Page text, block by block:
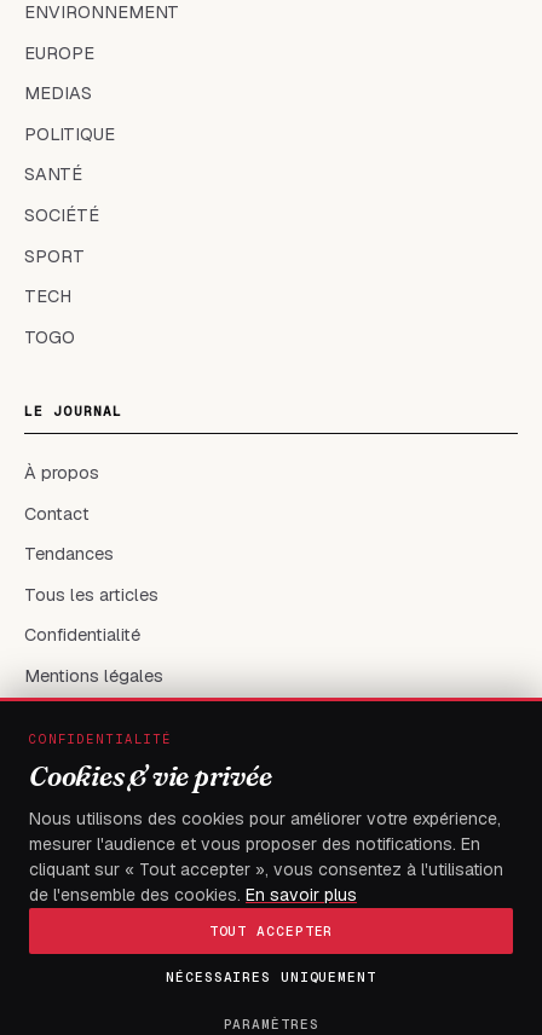
ENVIRONNEMENT
EUROPE
MEDIAS
POLITIQUE
SANTÉ
SOCIÉTÉ
SPORT
TECH
TOGO
LE JOURNAL
À propos
Contact
Tendances
Tous les articles
Confidentialité
Mentions légales
X / Twitter
flambeaudesdemocrates@gmail.com
FLAMBEAU DES DEMOCRATES— Tous droits réservés
CONFIDENTIALITÉ
Cookies & vie privée
Nous utilisons des cookies pour améliorer votre expérience,
mesurer l'audience et vous proposer des notifications. En
cliquant sur « Tout accepter », vous consentez à l'utilisation
de l'ensemble des cookies. En savoir plus
TOUT ACCEPTER
NÉCESSAIRES UNIQUEMENT
PARAMÈTRES